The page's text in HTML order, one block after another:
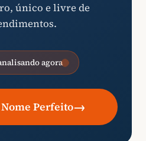
único e livre de
agora
Perfeito→